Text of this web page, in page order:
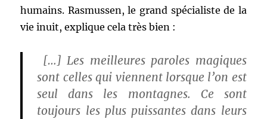
humains. Rasmussen, le grand spécialiste de la
vie inuit, explique cela très bien :
[…] Les meilleures paroles magiques
sont celles qui viennent lorsque l’on est
seul dans les montagnes. Ce sont
toujours les plus puissantes dans leurs